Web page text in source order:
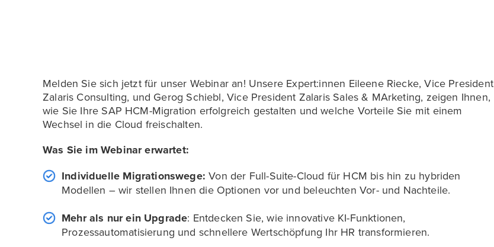
Melden Sie sich jetzt für unser Webinar an! Unsere Expert:innen Eileene Riecke, Vice President
Zalaris Consulting, und Gerog Schiebl, Vice President Zalaris Sales & MArketing, zeigen Ihnen,
wie Sie Ihre SAP HCM-Migration erfolgreich gestalten und welche Vorteile Sie mit einem
Wechsel in die Cloud freischalten.
Was Sie im Webinar erwartet:
Individuelle Migrationswege: Von der Full-Suite-Cloud für HCM bis hin zu hybriden
Modellen – wir stellen Ihnen die Optionen vor und beleuchten Vor- und Nachteile.
Mehr als nur ein Upgrade: Entdecken Sie, wie innovative KI-Funktionen,
Prozessautomatisierung und schnellere Wertschöpfung Ihr HR transformieren.